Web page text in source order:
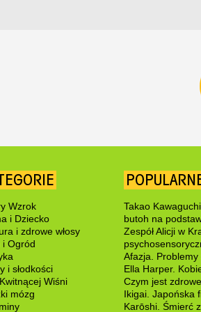
Wzrok
i Dziecko
i zdrowe włosy
i Ogród
i słodkości
Wiśni
mózg
Takao
butoh na
Zespół Alicji w
Afazja.
Ella Harper.
Czym jest
Ikigai. Japońska
Karōshi. Śmierć